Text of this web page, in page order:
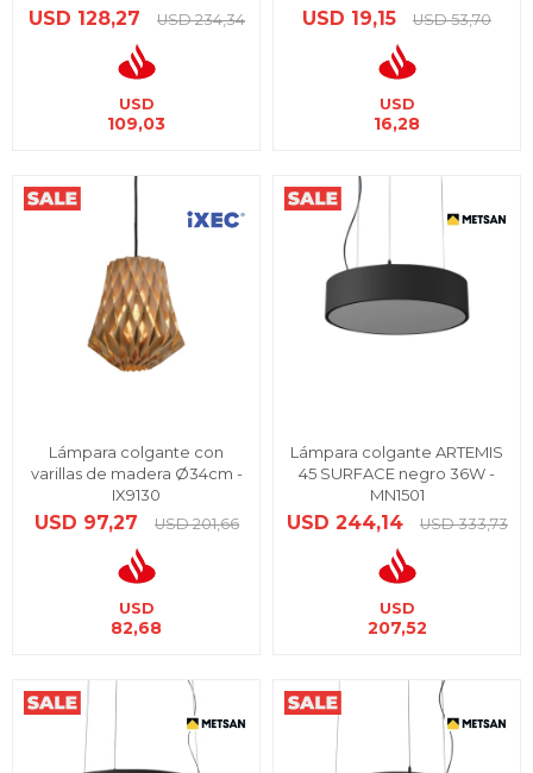
USD 128,27 USD 234,34
USD
109,03
USD 19,15 USD 53,70
USD
16,28
Lámpara colgante con
varillas de madera Ø34cm -
IX9130
USD 97,27 USD 201,66
USD
82,68
Lámpara colgante ARTEMIS
45 SURFACE negro 36W -
MN1501
USD 244,14 USD 333,73
USD
207,52